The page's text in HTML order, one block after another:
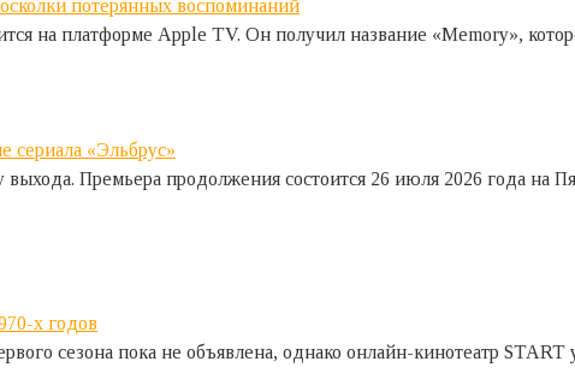
на платформе Apple TV. Он получил название «Memory»,
Премьера продолжения состоится 26 июля 2026 года на
сезона пока не объявлена, однако онлайн-кинотеатр